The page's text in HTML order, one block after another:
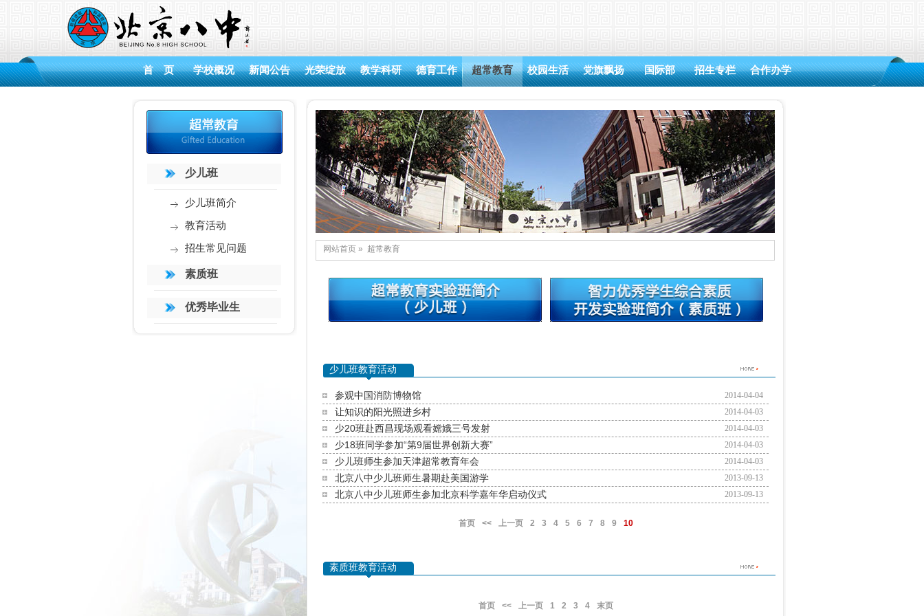
首 页 学校概况 新闻公告 光荣绽放 教学科研 德育工作 超常教育 校园生活 党旗飘扬 国际部 招生专栏 合作办学
少儿班
少儿班简介
教育活动
招生常见问题
素质班
优秀毕业生
网站首页 » 超常教育
少儿班教育活动
参观中国消防博物馆 2014-04-04
让知识的阳光照进乡村 2014-04-03
少20班赴西昌现场观看嫦娥三号发射 2014-04-03
少18班同学参加“第9届世界创新大赛” 2014-04-03
少儿班师生参加天津超常教育年会 2014-04-03
北京八中少儿班师生暑期赴美国游学 2013-09-13
北京八中少儿班师生参加北京科学嘉年华启动仪式 2013-09-13
首页 << 上一页 2 3 4 5 6 7 8 9 10
素质班教育活动
首页 << 上一页 1 2 3 4 末页